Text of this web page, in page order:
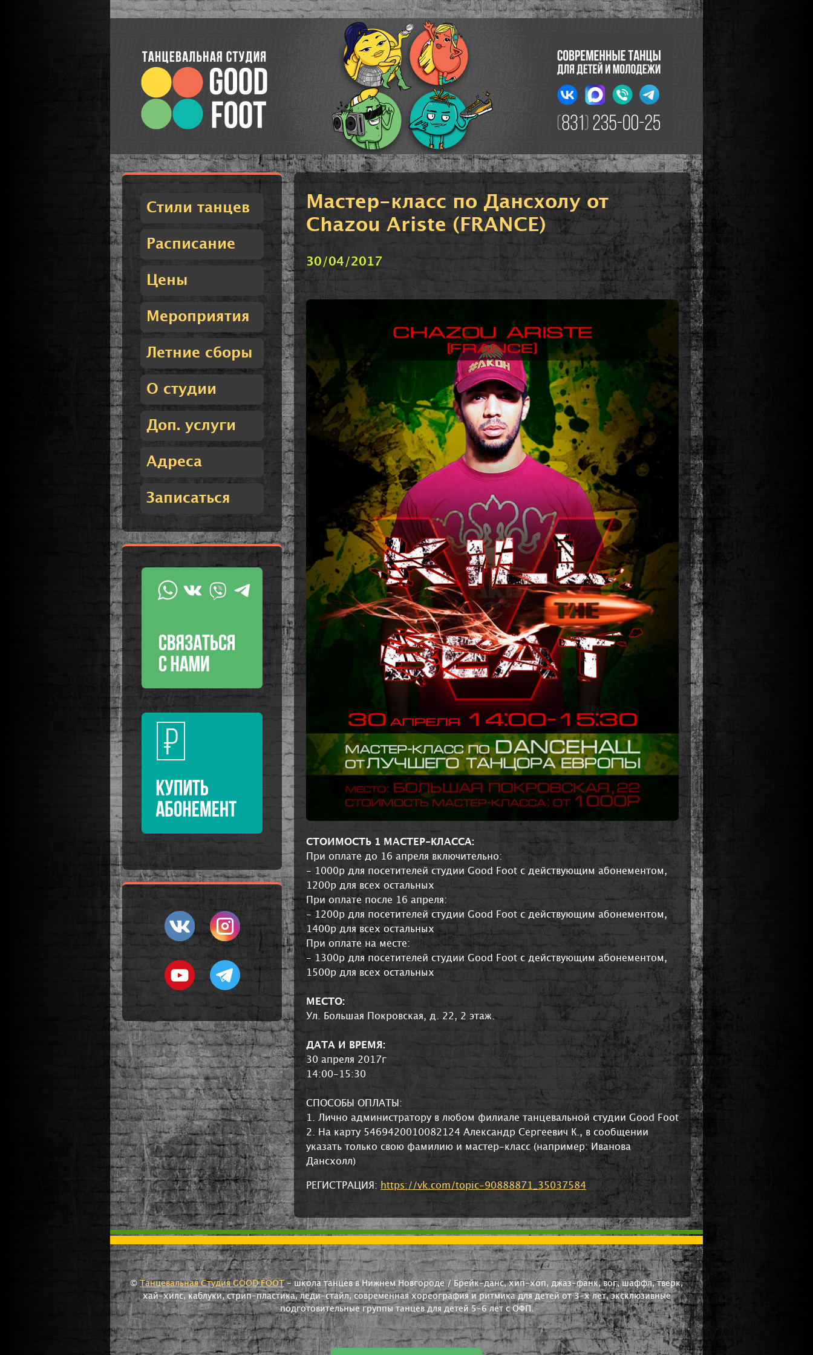
Стили танцев
Расписание
Цены
Мероприятия
Летние сборы
О студии
Доп. услуги
Адреса
Записаться
Мастер-класс по Дансхолу от
Chazou Ariste (FRANCE)
30/04/2017
СТОИМОСТЬ 1 МАСТЕР-КЛАССА:
При оплате до 16 апреля включительно:
- 1000р для посетителей студии Good Foot с действующим абонементом,
1200р для всех остальных
При оплате после 16 апреля:
- 1200р для посетителей студии Good Foot с действующим абонементом,
1400р для всех остальных
При оплате на месте:
- 1300р для посетителей студии Good Foot с действующим абонементом,
1500р для всех остальных
МЕСТО:
Ул. Большая Покровская, д. 22, 2 этаж.
ДАТА И ВРЕМЯ:
30 апреля 2017г
14:00-15:30
СПОСОБЫ ОПЛАТЫ:
1. Лично администратору в любом филиале танцевальной студии Good Foot
2. На карту 5469420010082124 Александр Сергеевич К., в сообщении
указать только свою фамилию и мастер-класс (например: Иванова
Дансхолл)
РЕГИСТРАЦИЯ: https://vk.com/topic-90888871_35037584
© Танцевальная Студия GOOD FOOT - школа танцев в Нижнем Новгороде / Брейк-данс, хип-хоп, джаз-фанк, вог, шаффл, тверк,
хай-хилс, каблуки, стрип-пластика, леди-стайл, современная хореография и ритмика для детей от 3-х лет, эксклюзивные
подготовительные группы танцев для детей 5-6 лет с ОФП.